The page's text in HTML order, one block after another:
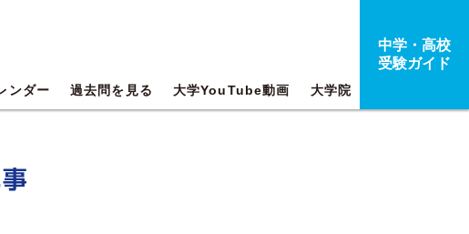
ンダー 過去問を見る 大学YouTube動画 大学院
中学・高校
受験ガイド